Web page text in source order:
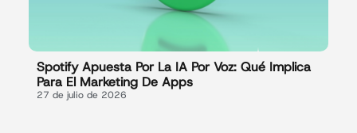
Spotify Apuesta Por La IA Por Voz: Qué Implica
Para El Marketing De Apps
27 de julio de 2026